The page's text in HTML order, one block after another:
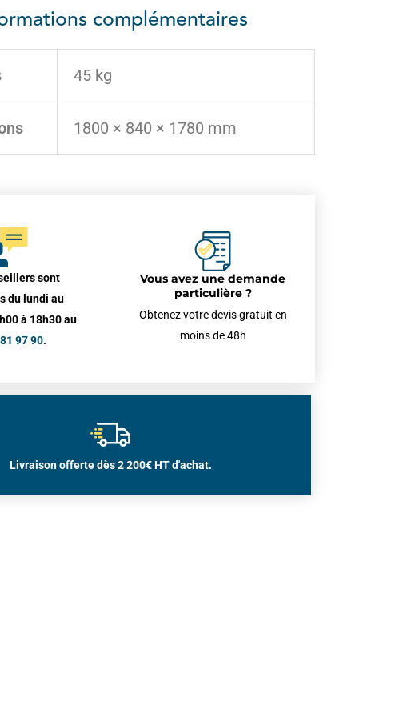
complémentaires
45 kg
1800 × 840 × 1780 mm
sont
du lundi au
à 18h30 au
97 90.
Vous avez une demande
particulière ?
Obtenez votre devis gratuit en
moins de 48h
Livraison offerte dès 2 200€ HT d'achat.